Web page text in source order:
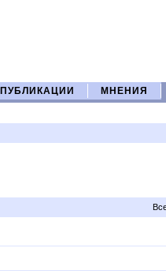
ПУБЛИКАЦИИ МНЕНИЯ